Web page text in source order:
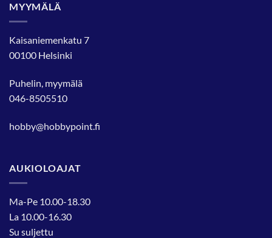
MYYMÄLÄ
Kaisaniemenkatu 7
00100 Helsinki
Puhelin, myymälä
046-8505510
hobby@hobbypoint.fi
AUKIOLOAJAT
Ma-Pe 10.00-18.30
La 10.00-16.30
Su suljettu